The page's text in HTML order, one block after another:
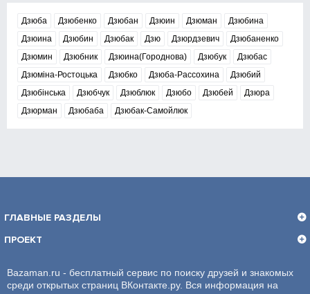
Дзюба Дзюбенко Дзюбан Дзюин Дзюман
Дзюбина
Дзюина
Дзюбин Дзюбак Дзю Дзюрдзевич
Дзюбаненко
Дзюмин
Дзюбник Дзюина(Городнова) Дзюбук
Дзюбас
Дзюміна-Ростоцька
Дзюбко Дзюба-Рассохина
Дзюбий
Дзюбінська
Дзюбчук Дзюблюк Дзюбо Дзюбей
Дзюра
Дзюрман
Дзюбаба Дзюбак-Самойлюк
ГЛАВНЫЕ РАЗДЕЛЫ
ПРОЕКТ
Bazaman.ru - бесплатный сервис по поиску друзей и знакомых
среди открытых страниц ВКонтакте.ру. Вся информация на